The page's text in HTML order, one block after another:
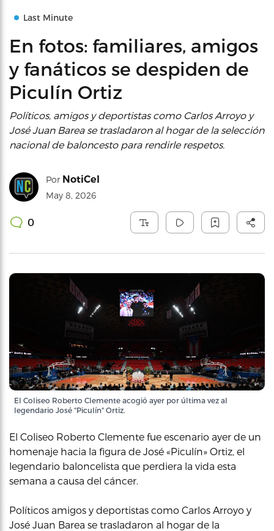
Last Minute
En fotos: familiares, amigos
y fanáticos se despiden de
Piculín Ortiz
Políticos, amigos y deportistas como Carlos Arroyo y
José Juan Barea se trasladaron al hogar de la selección
nacional de baloncesto para rendirle respetos.
Por NotiCel
May 8, 2026
0
El Coliseo Roberto Clemente acogió ayer por última vez al
legendario José "Piculín" Ortiz.
El Coliseo Roberto Clemente fue escenario ayer de un
homenaje hacia la figura de José «Piculín» Ortiz, el
legendario baloncelista que perdiera la vida esta
semana a causa del cáncer.
Políticos amigos y deportistas como Carlos Arroyo y
José Juan Barea se trasladaron al hogar de la